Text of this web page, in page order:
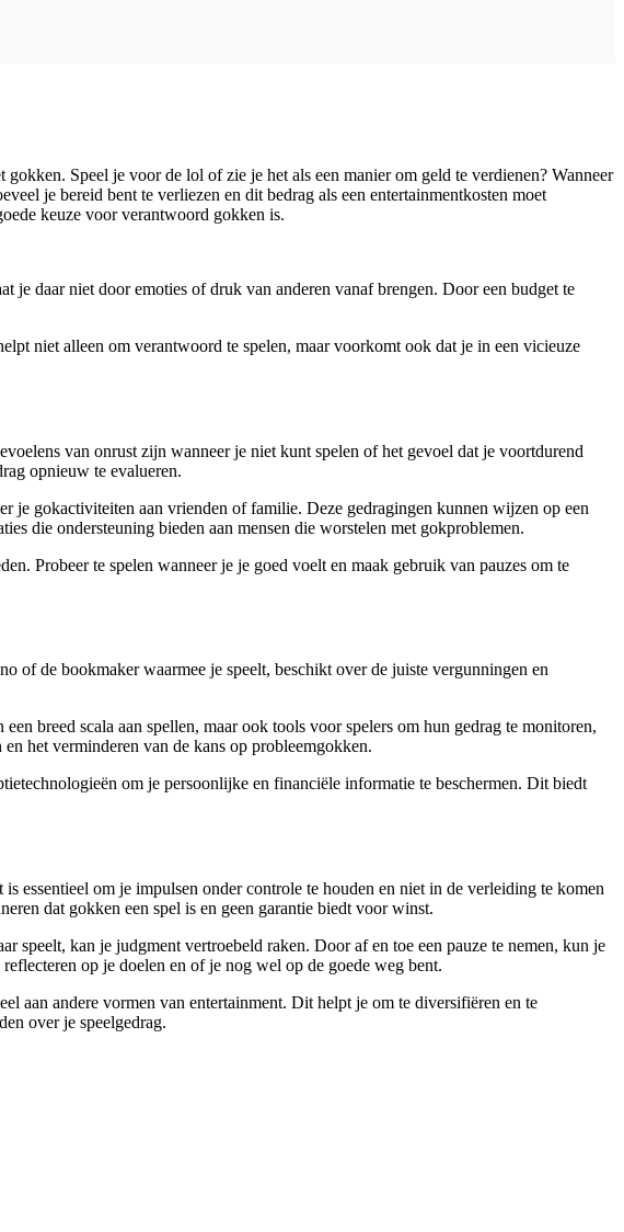
Speel je voor de lol of zie je het als een manier om geld te verdienen? Wanneer
je bereid bent te verliezen en dit bedrag als een entertainmentkosten moet
keuze voor verantwoord gokken is.
je daar niet door emoties of druk van anderen vanaf brengen. Door een budget te
niet alleen om verantwoord te spelen, maar voorkomt ook dat je in een vicieuze
van onrust zijn wanneer je niet kunt spelen of het gevoel dat je voortdurend
opnieuw te evalueren.
je gokactiviteiten aan vrienden of familie. Deze gedragingen kunnen wijzen op een
die ondersteuning bieden aan mensen die worstelen met gokproblemen.
Probeer te spelen wanneer je je goed voelt en maak gebruik van pauzes om te
of de bookmaker waarmee je speelt, beschikt over de juiste vergunningen en
breed scala aan spellen, maar ook tools voor spelers om hun gedrag te monitoren,
het verminderen van de kans op probleemgokken.
om je persoonlijke en financiële informatie te beschermen. Dit biedt
essentieel om je impulsen onder controle te houden en niet in de verleiding te komen
dat gokken een spel is en geen garantie biedt voor winst.
speelt, kan je judgment vertroebeld raken. Door af en toe een pauze te nemen, kun je
op je doelen en of je nog wel op de goede weg bent.
aan andere vormen van entertainment. Dit helpt je om te diversifiëren en te
over je speelgedrag.